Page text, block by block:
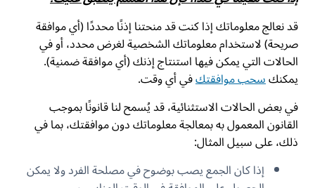
قد نعالج معلوماتك إذا كنت قد منحتنا إذنًا محددًا (أي موافقة
صريحة) لاستخدام معلوماتك الشخصية لغرض محدد، أو في
الحالات التي يمكن فيها استنتاج إذنك (أي موافقة ضمنية).
يمكنكسحب موافقتكفي أي وقت.
في بعض الحالات الاستثنائية، قد يُسمح لنا قانونًا بموجب
القانون المعمول به بمعالجة معلوماتك دون موافقتك، بما في
ذلك، على سبيل المثال:
إذا كان الجمع يصب بوضوح في مصلحة الفرد ولا يمكن